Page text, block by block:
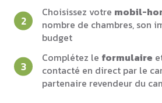
Choisissez votre mobil-
nombre de chambres, son
budget
Complétez le formulaire
contacté en direct par le
partenaire revendeur du